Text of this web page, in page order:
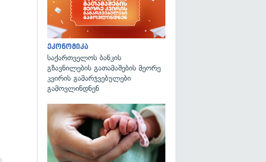
ეკონომიკა
საქართველოს ბანკის
გზავნილების გათამაშების მეორე
კვირის გამარჯვებულები
გამოვლინდნენ